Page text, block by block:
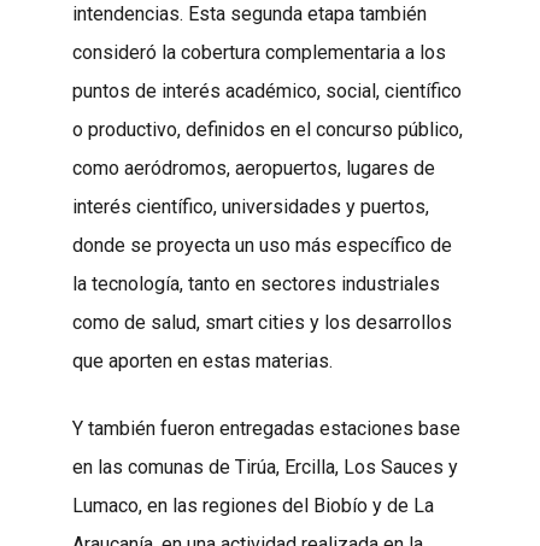
intendencias. Esta segunda etapa también
consideró la cobertura complementaria a los
puntos de interés académico, social, científico
o productivo, definidos en el concurso público,
como aeródromos, aeropuertos, lugares de
interés científico, universidades y puertos,
donde se proyecta un uso más específico de
la tecnología, tanto en sectores industriales
como de salud, smart cities y los desarrollos
que aporten en estas materias.
Y también fueron entregadas estaciones base
en las comunas de Tirúa, Ercilla, Los Sauces y
Lumaco, en las regiones del Biobío y de La